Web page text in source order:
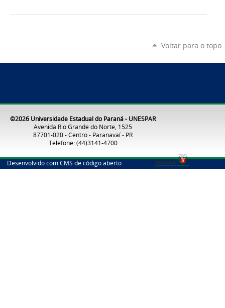
Voltar para o topo
©2026 Universidade Estadual do Paraná - UNESPAR
Avenida Rio Grande do Norte, 1525
87701-020 - Centro - Paranavaí - PR
Telefone: (44)3141-4700
Desenvolvido com CMS de código aberto